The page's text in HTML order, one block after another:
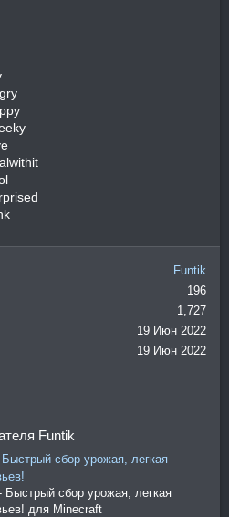
Funtik
196
1,727
19 Июн 2022
19 Июн 2022
Funtik
сбор урожая, легкая
Быстрый сбор урожая, легкая
для Minecraft